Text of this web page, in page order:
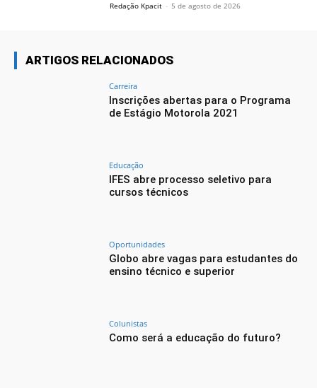
Redação Kpacit - 5 de agosto de 2026
ARTIGOS RELACIONADOS
Carreira
Inscrições abertas para o Programa
de Estágio Motorola 2021
Educação
IFES abre processo seletivo para
cursos técnicos
Oportunidades
Globo abre vagas para estudantes do
ensino técnico e superior
Colunistas
Como será a educação do futuro?